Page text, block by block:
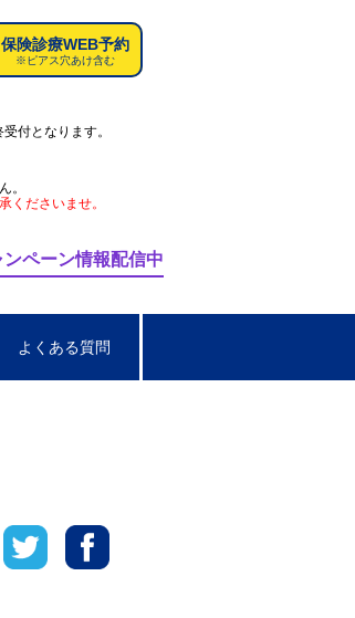
保険診療WEB予約
※ピアス穴あけ含む
付となります。
。
くださいませ。
ペーン情報配信中
よくある質問